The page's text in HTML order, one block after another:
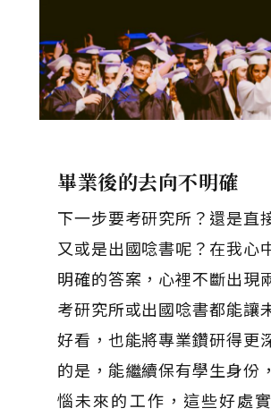
畢業後的去向不明確
下一步要考研究所？還是直
又或是出國唸書呢？在我心
明確的答案，心裡不斷出現
考研究所或出國唸書都能讓
好看，也能將專業鑽研得更
的是，能繼續保有學生身份
惱未來的工作，這些好處